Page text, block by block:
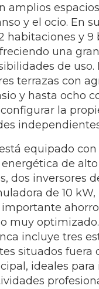
amplios
y el ocio. En
habitaciones y 9
una
de uso.
terrazas con
y hasta ocho
la
equipado
de
dos inversores
de 10 kW,
muy
incluye tres
situados fuera
ideales para